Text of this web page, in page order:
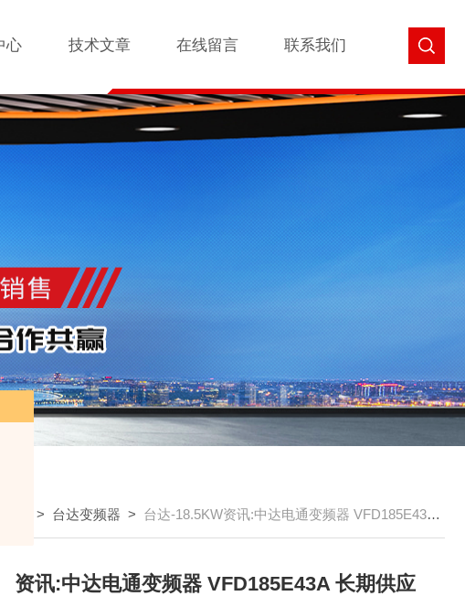
心 技术文章 在线留言 联系我们
> 台达变频器 > 台达-18.5KW资讯:中达电通变频器 VFD185E43A 长期供应
资讯:中达电通变频器 VFD185E43A 长期供应